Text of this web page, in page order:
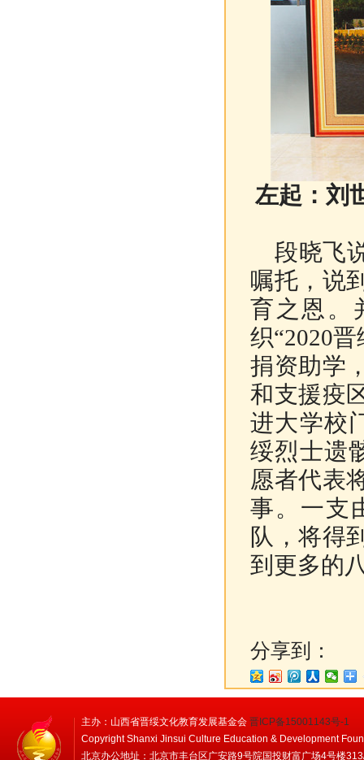
左起：刘
段晓飞
嘱托，说
育之恩。
织“2020
捐资助学
和支援疫
进大学校
绥烈士遗
愿者代表
事。一支
队，将得
到更多的
分享到：
主办：山西省晋绥文化教育发展基金会 晋ICP备15001143号-1
Copyright Shanxi Jinsui Culture Education & Development
北京办公地址：北京市丰台区广安路9号院国投财富广场4号楼